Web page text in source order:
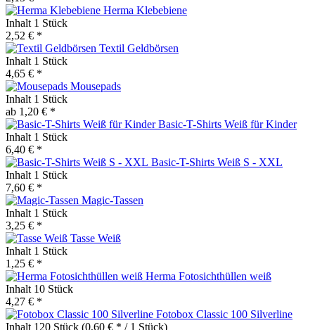
Herma Klebebiene
Inhalt 1 Stück
2,52 € *
Textil Geldbörsen
Inhalt 1 Stück
4,65 € *
Mousepads
Inhalt 1 Stück
ab 1,20 € *
Basic-T-Shirts Weiß für Kinder
Inhalt 1 Stück
6,40 € *
Basic-T-Shirts Weiß S - XXL
Inhalt 1 Stück
7,60 € *
Magic-Tassen
Inhalt 1 Stück
3,25 € *
Tasse Weiß
Inhalt 1 Stück
1,25 € *
Herma Fotosichthüllen weiß
Inhalt 10 Stück
4,27 € *
Fotobox Classic 100 Silverline
Inhalt 120 Stück (0,60 € * / 1 Stück)